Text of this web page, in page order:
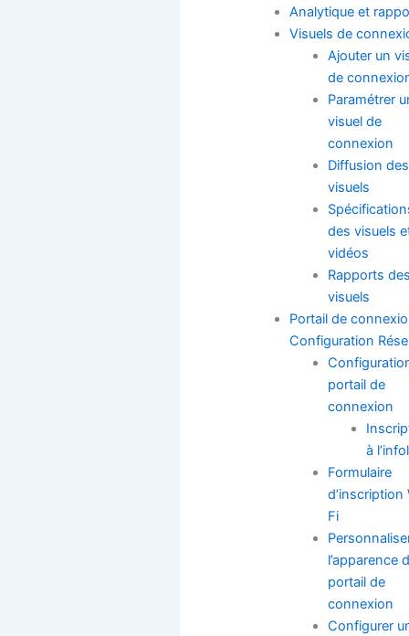
Analytique et
Visuels de
Ajouter un
de
Paramétrer
visuel de
connexion
Diffusion des
visuels
des visuels
vidéos
Rapports
visuels
Portail de
Configuration
portail de
connexion
à
Formulaire
d’inscription
Fi
l’apparence
portail de
connexion
Configurer